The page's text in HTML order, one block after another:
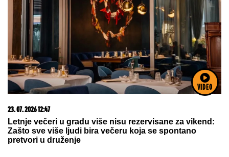
VIDEO
23. 07. 2026 12:47
Letnje večeri u gradu više nisu rezervisane za vikend:
Zašto sve više ljudi bira večeru koja se spontano
pretvori u druženje